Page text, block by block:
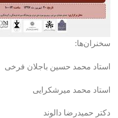
سخنران‌ها:
استاد محمد حسین باجلان فرخی
استاد محمد میرشکرایی
دکتر حمیدرضا دالوند